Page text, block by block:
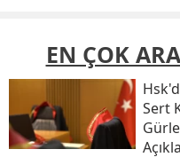
EN ÇOK
Sert